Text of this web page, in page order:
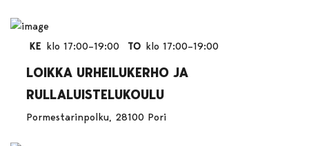
KE klo 17:00–19:00 TO klo 17:00–19:00
LOIKKA URHEILUKERHO JA
RULLALUISTELUKOULU
Pormestarinpolku, 28100 Pori